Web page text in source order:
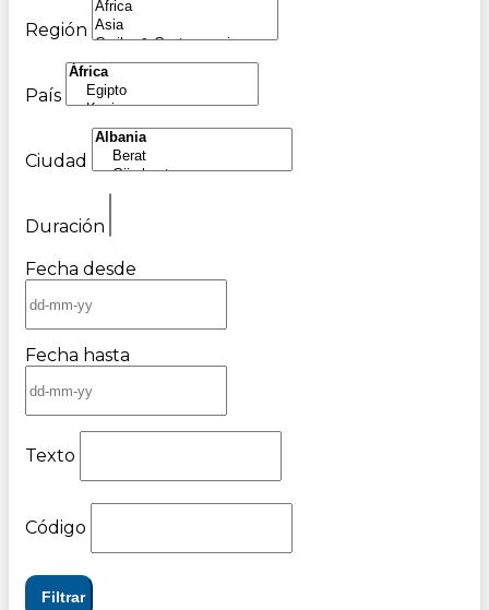
Región
País
Ciudad
Duración
Fecha desde
Fecha hasta
Texto
Código
Filtrar